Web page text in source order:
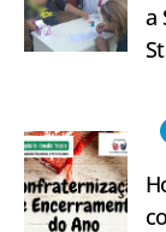
a